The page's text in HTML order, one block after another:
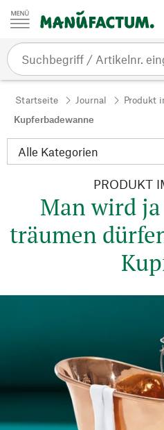
Zum Inhalt springen
Startseite Journal
Produkt
Kupferbadewanne
PRODUKT
Man wird
träumen